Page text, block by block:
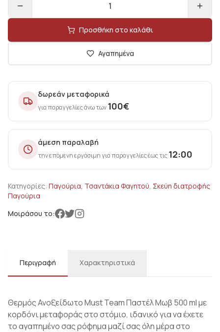
1
Προσθήκη στο καλάθι
Αγαπημένα
δωρεάν μεταφορικά
για παραγγελίες άνω των100€
άμεση παραλαβή
την επόμενη εργάσιμη για παραγγελίες έως τις12:00
Κατηγορίες: Παγούρια, Τσαντάκια Φαγητού, Σκεύη διατροφής
Παγούρια
Μοιράσου το:
Περιγραφή Χαρακτηριστικά
Θερμός Ανοξείδωτο Must Team Παστέλ Μωβ 500 ml με
κορδόνι μεταφοράς στο στόμιο, ιδανικό για να έχετε
το αγαπημένο σας ρόφημα μαζί σας όλη μέρα στο